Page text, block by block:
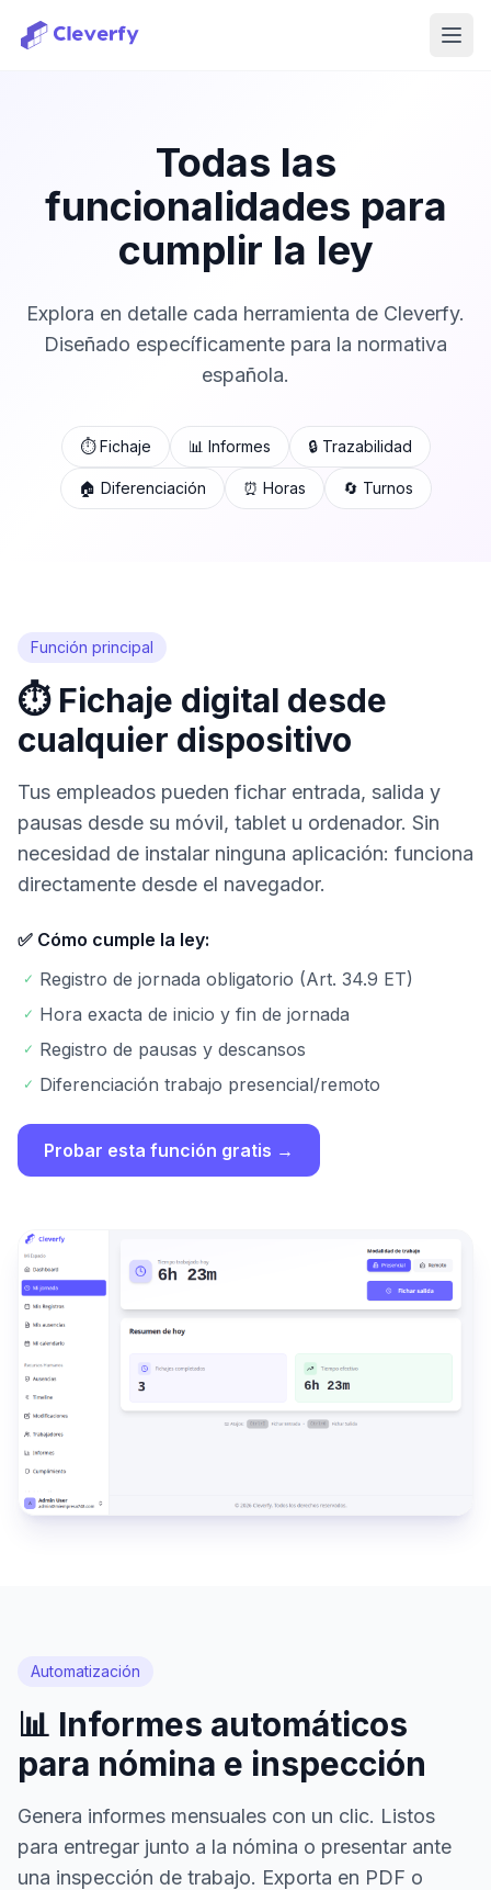
Iniciar sesión
Todas las
funcionalidades para
cumplir la ley
Explora en detalle cada herramienta de Cleverfy.
Diseñado específicamente para la normativa
española.
⏱️ Fichaje 📊 Informes 🔒 Trazabilidad
🏠 Diferenciación ⏰ Horas 🔄 Turnos
Función principal
⏱️ Fichaje digital desde
cualquier dispositivo
Tus empleados pueden fichar entrada, salida y
pausas desde su móvil, tablet u ordenador. Sin
necesidad de instalar ninguna aplicación: funciona
directamente desde el navegador.
✅ Cómo cumple la ley:
✓ Registro de jornada obligatorio (Art. 34.9 ET)
✓ Hora exacta de inicio y fin de jornada
✓ Registro de pausas y descansos
✓ Diferenciación trabajo presencial/remoto
Probar esta función gratis →
Automatización
📊 Informes automáticos
para nómina e inspección
Genera informes mensuales con un clic. Listos
para entregar junto a la nómina o presentar ante
una inspección de trabajo. Exporta en PDF o